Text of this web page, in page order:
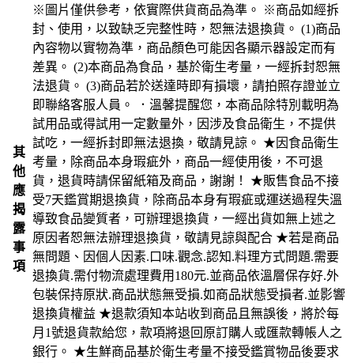
其
他
應
揭
露
事
項
※圖片僅供參考，依實際供貨商品為準。 ※商品如經拆
封、使用，以致缺乏完整性時，恕無法退換貨。 (1)商品
內容物以實物為準，商品顏色可能因各顯示器設定而有
差異。 (2)本商品為食品，基於衛生考量，一經拆封恕無
法退貨。 (3)商品若於送達時即有損壞，請拍照存證並立
即聯絡客服人員。 ．溫馨提醒您，本商品除特別載明為
試用品或得試用一定數量外，因涉及食品衛生，不提供
試吃，一經拆封即無法退換，敬請見諒。 ★因食品衛生
考量，除商品本身瑕疵外，商品一經使用後，不可退
貨，退貨時請保留紙箱及商品，謝謝！ ★販售食品不接
受7天鑑賞期退換貨，除商品本身有瑕疵或運送過程失溫
導致食品變質者，可辦理退換貨，一經出貨如無上述之
原因者恕無法辦理退換貨，敬請見諒與配合 ★若是商品
無問題、因個人因素.口味.觀念.認知.料理方式問題.需要
退換貨.需付物流處理費用180元.並商品依溫層保存好.外
包裝保持原狀.商品狀態無受損.如商品狀態受損者.並影響
退換貨權益 ★退款須知本站收到商品且無誤後，將於每
月1號退貨款給您，款項將退回原訂購人或匯款轉帳人之
銀行。 ★生鮮商品基於衛生考量不接受鑑賞物品後要求